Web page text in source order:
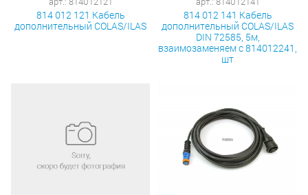
814 012 121 Кабель
дополнительный COLAS/ILAS
814 012 141 Кабель
дополнительный COLAS/ILAS
DIN 72585, 5м,
взаимозаменяем с 814012241,
шт